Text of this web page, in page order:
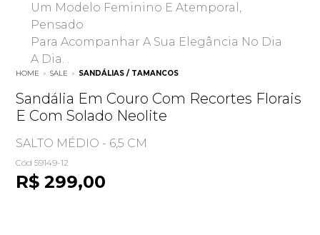
Um Modelo Feminino E Atemporal,
Pensado
Para Acompanhar A Sua Elegância No Dia
A Dia. .
HOME » SALE » SANDÁLIAS / TAMANCOS
Sandália Em Couro Com Recortes Florais
E Com Solado Neolite
SALTO MÉDIO - 6,5 CM
Cód 59149-12
R$ 299,00